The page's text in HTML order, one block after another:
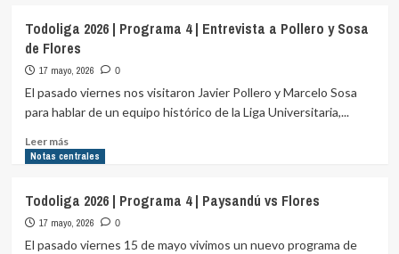
de
Carrasco
Polo
2026
|
Programa
5
Old
vs
Todoliga 2026 | Programa 4 | Entrevista a Pollero y Sosa
de Flores
17 mayo, 2026 0
El pasado viernes nos visitaron Javier Pollero y Marcelo Sosa
para hablar de un equipo histórico de la Liga Universitaria,...
Leer másLeer
más
2026
|
Programa
Notas centrales
Todoliga 2026 | Programa 4 | Paysandú vs Flores
17 mayo, 2026 0
El pasado viernes 15 de mayo vivimos un nuevo programa de